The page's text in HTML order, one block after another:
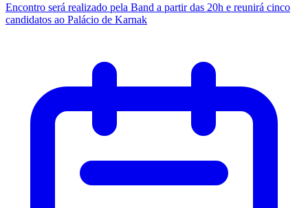
Encontro será realizado pela Band a partir das 20h e reunirá cinco
candidatos ao Palácio de Karnak